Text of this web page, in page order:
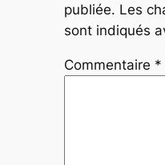
publiée. Les
sont indiqués
Commentaire *